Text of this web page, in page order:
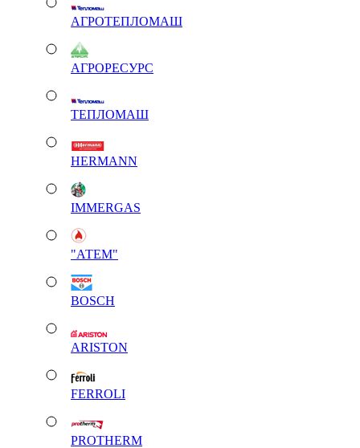
АГРОТЕПЛОМАШ
АГРОРЕСУРС
ТЕПЛОМАШ
HERMANN
IMMERGAS
"АТЕМ"
BOSCH
ARISTON
FERROLI
PROTHERM